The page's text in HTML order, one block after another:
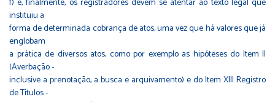
instituiu a
forma de determinada cobrança de atos, uma vez que há valores que já
englobam
a prática de diversos atos, como por exemplo as hipóteses do Item II
(Averbação -
inclusive a prenotação, a busca e arquivamento) e do Item XIII Registro
de Títulos -